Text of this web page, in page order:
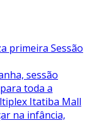
primeira Sessão
sessão
toda a
Itatiba Mall
na infância,